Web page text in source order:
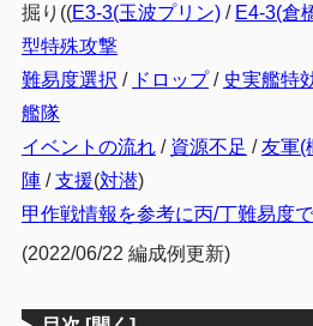
掘り((E3-3(玉波プリン)/ E4-3(倉
型特殊攻撃
難易度選択 / ドロップ/ 史実艦特
艦隊
イベントの流れ/ 資源不足 /友軍(
陣/支援(対潜)
甲作戦情報を参考に丙/丁難易度
(2022/06/22 編成例更新)